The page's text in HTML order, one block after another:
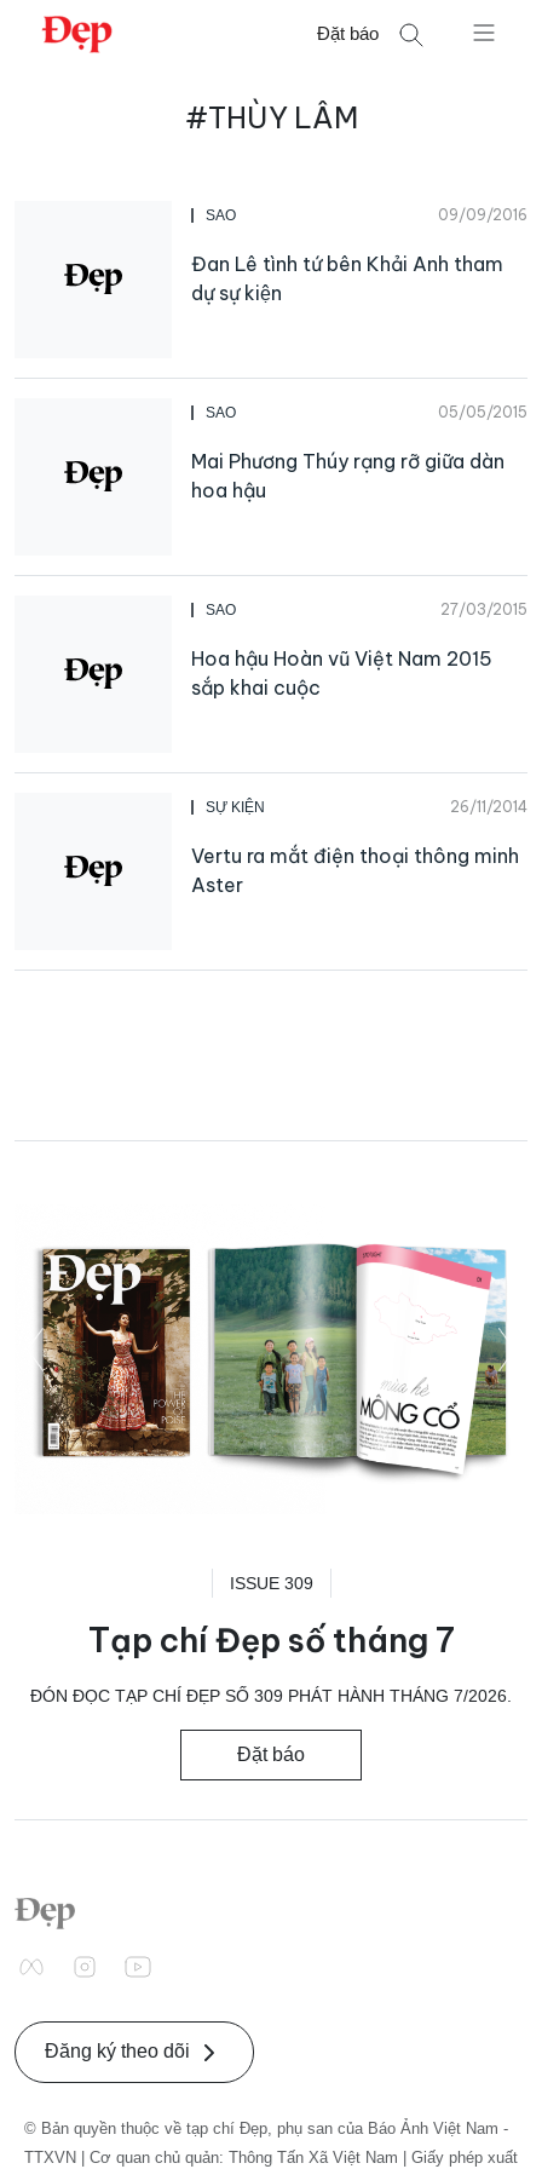
Chuyển
Đặt báo
#THÙY LÂM
SAO 09/09/2016
Đan Lê tình tứ bên Khải Anh tham
dự sự kiện
SAO 05/05/2015
Mai Phương Thúy rạng rỡ giữa dàn
hoa hậu
SAO 27/03/2015
Hoa hậu Hoàn vũ Việt Nam 2015
sắp khai cuộc
SỰ KIỆN 26/11/2014
Vertu ra mắt điện thoại thông minh
Aster
ISSUE 309
Tạp chí Đẹp số tháng 7
ĐÓN ĐỌC TẠP CHÍ ĐẸP SỐ 309 PHÁT HÀNH THÁNG 7/2026.
Đặt báo
Đăng ký theo dõi
© Bản quyền thuộc về tạp chí Đẹp, phụ san của Báo Ảnh Việt Nam -
TTXVN | Cơ quan chủ quản: Thông Tấn Xã Việt Nam | Giấy phép xuất